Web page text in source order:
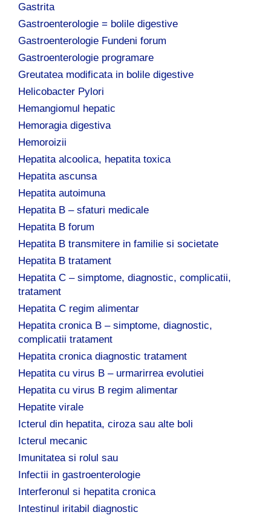
Gastrita
Gastroenterologie = bolile digestive
Gastroenterologie Fundeni forum
Gastroenterologie programare
Greutatea modificata in bolile digestive
Helicobacter Pylori
Hemangiomul hepatic
Hemoragia digestiva
Hemoroizii
Hepatita alcoolica, hepatita toxica
Hepatita ascunsa
Hepatita autoimuna
Hepatita B – sfaturi medicale
Hepatita B forum
Hepatita B transmitere in familie si societate
Hepatita B tratament
Hepatita C – simptome, diagnostic, complicatii,
tratament
Hepatita C regim alimentar
Hepatita cronica B – simptome, diagnostic,
complicatii tratament
Hepatita cronica diagnostic tratament
Hepatita cu virus B – urmarirrea evolutiei
Hepatita cu virus B regim alimentar
Hepatite virale
Icterul din hepatita, ciroza sau alte boli
Icterul mecanic
Imunitatea si rolul sau
Infectii in gastroenterologie
Interferonul si hepatita cronica
Intestinul iritabil diagnostic